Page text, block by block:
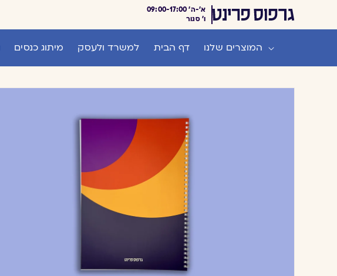
דלג לתוכן
א'-ה' 09:00-17:00
ו' סגור
המוצרים שלנו דף הבית למשרד ולעסק מיתוג כנסים